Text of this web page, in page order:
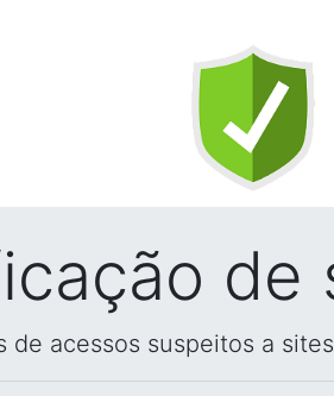
de
de acessos suspeitos a